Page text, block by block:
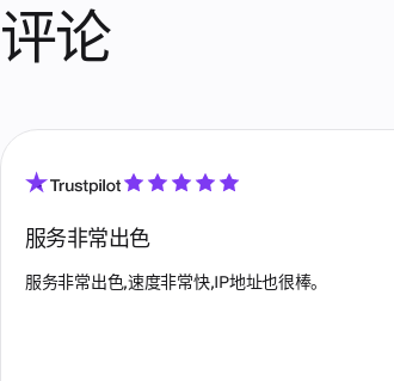
评论
服务非常出色
服务非常出色,速度非常快,IP地址也很棒。